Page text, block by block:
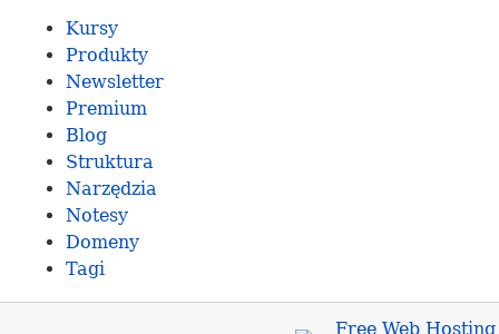
Kursy
Produkty
Newsletter
Premium
Blog
Struktura
Narzędzia
Notesy
Domeny
Tagi